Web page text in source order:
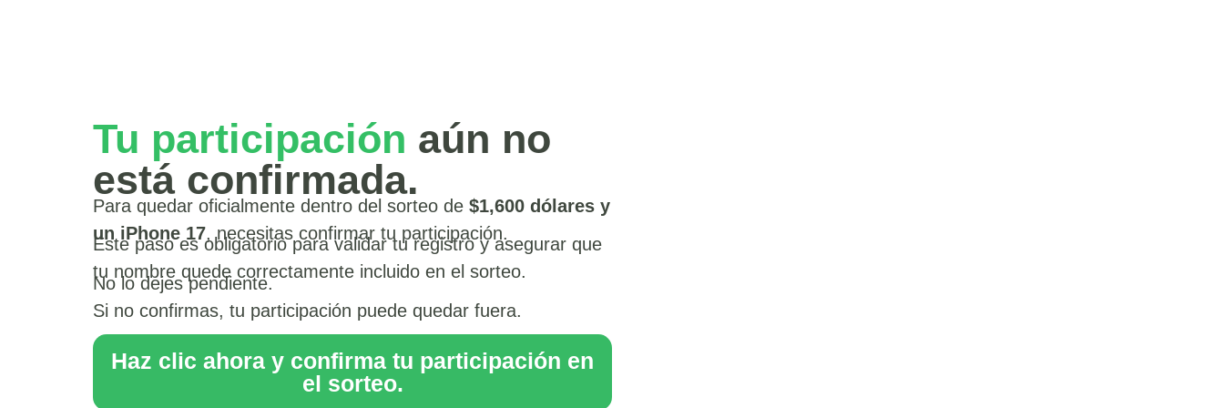
Tu participación aún no
está confirmada.
Para quedar oficialmente dentro del sorteo de $1,600 dólares y
un iPhone 17, necesitas confirmar tu participación.
Este paso es obligatorio para validar tu registro y asegurar que
tu nombre quede correctamente incluido en el sorteo.
No lo dejes pendiente.
Si no confirmas, tu participación puede quedar fuera.
Haz clic ahora y confirma tu participación en
el sorteo.